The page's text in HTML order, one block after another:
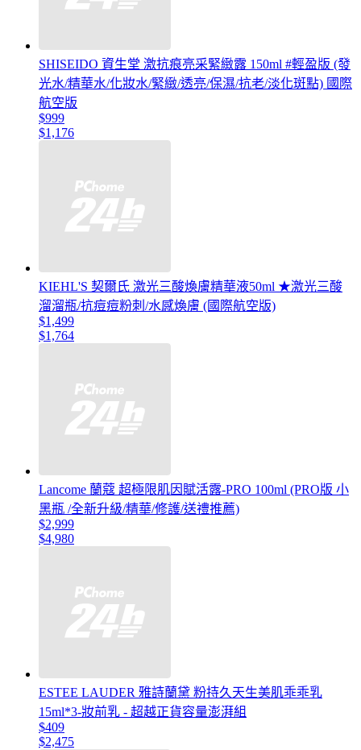
SHISEIDO 資生堂 激抗痕亮采緊緻露 150ml #輕盈版 (發
光水/精華水/化妝水/緊緻/透亮/保濕/抗老/淡化斑點) 國際
航空版
$999
$1,176
KIEHL'S 契爾氏 激光三酸煥膚精華液50ml ★激光三酸
溜溜瓶/抗痘痘粉刺/水感煥膚 (國際航空版)
$1,499
$1,764
Lancome 蘭蔻 超極限肌因賦活露-PRO 100ml (PRO版 小
黑瓶 /全新升級/精華/修護/送禮推薦)
$2,999
$4,980
ESTEE LAUDER 雅詩蘭黛 粉持久天生美肌乖乖乳
15ml*3-妝前乳 - 超越正貨容量澎湃組
$409
$2,475